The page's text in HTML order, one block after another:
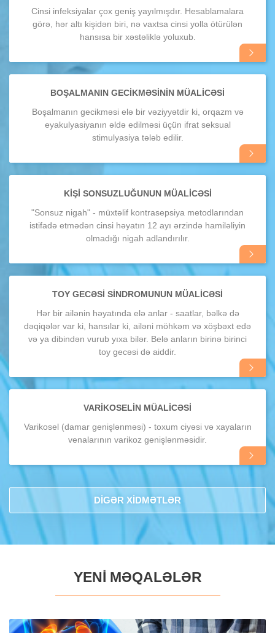
Cinsi infeksiyalar çox geniş yayılmışdır. Hesablamalara
görə, hər altı kişidən biri, nə vaxtsa cinsi yolla ötürülən
hansısa bir xəstəliklə yoluxub.
BOŞALMANIN GECIKMƏSININ MÜALICƏSI
Boşalmanın gecikməsi elə bir vəziyyətdir ki, orqazm və
eyakulyasiyanın əldə edilməsi üçün ifrat seksual
stimulyasiya tələb edilir.
KIŞI SONSUZLUĞUNUN MÜALICƏSI
"Sonsuz nigah" - müxtəlif kontrasepsiya metodlarından
istifadə etmədən cinsi həyatın 12 ayı ərzində hamiləliyin
olmadığı nigah adlandırılır.
TOY GECƏSI SINDROMUNUN MÜALICƏSI
Hər bir ailənin həyatında elə anlar - saatlar, bəlkə də
dəqiqələr var ki, hansılar ki, ailəni möhkəm və xöşbəxt edə
və ya dibindən vurub yıxa bilər. Belə anların birinə birinci
toy gecəsi də aiddir.
Daha
VARIKOSELIN MÜALICƏSI
Varikosel (damar genişlənməsi) - toxum ciyəsi və xayaların
venalarının varikoz genişlənməsidir.
DİGƏR XİDMƏTLƏR
YENİ MƏQALƏLƏR